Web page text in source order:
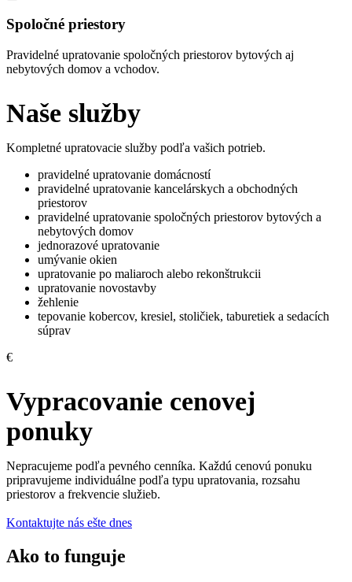
Spoločné priestory
Pravidelné upratovanie spoločných priestorov bytových aj
nebytových domov a vchodov.
Naše služby
Kompletné upratovacie služby podľa vašich potrieb.
pravidelné upratovanie domácností
pravidelné upratovanie kancelárskych a obchodných
priestorov
pravidelné upratovanie spoločných priestorov bytových a
nebytových domov
jednorazové upratovanie
umývanie okien
upratovanie po maliaroch alebo rekonštrukcii
upratovanie novostavby
žehlenie
tepovanie kobercov, kresiel, stoličiek, taburetiek a sedacích
súprav
€
Vypracovanie cenovej
ponuky
Nepracujeme podľa pevného cenníka. Každú cenovú ponuku
pripravujeme individuálne podľa typu upratovania, rozsahu
priestorov a frekvencie služieb.
Kontaktujte nás ešte dnes
Ako to funguje